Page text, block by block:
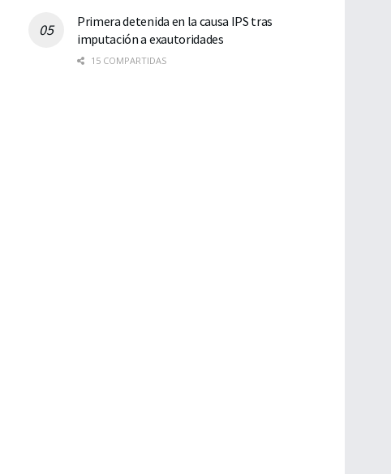
Primera detenida en la causa IPS tras
imputación a exautoridades
15 COMPARTIDAS